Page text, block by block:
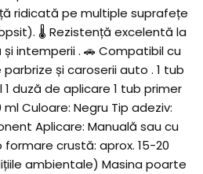
ridicată pe multiple suprafețe
🌡 Rezistență excelentă la
intemperii . 🚗 Compatibil cu
și caroserii auto . 1 tub
1 duză de aplicare 1 tub primer
Culoare: Negru Tip adeziv:
Aplicare: Manuală sau cu
crustă: aprox. 15-20
ambientale) Masina poarte